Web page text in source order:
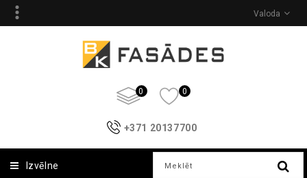
Valoda
0 0
+371 20137700
Izvēlne